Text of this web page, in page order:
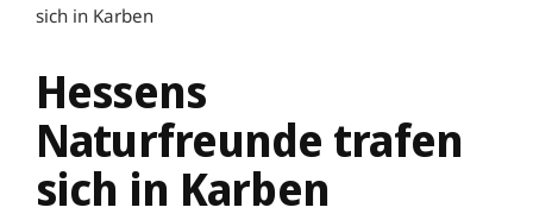
sich in Karben
Hessens
Naturfreunde trafen
sich in Karben